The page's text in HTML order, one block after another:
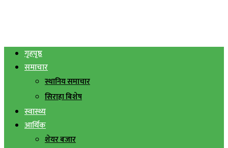
गृहपृष्ठ
समाचार
स्थानिय समाचार
सिराहा बिशेष
स्वास्थ्य
आर्थिक
शेयर बजार